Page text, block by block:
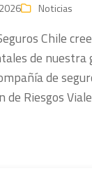
Noticias
Chile
de nuestra
de
de Riesgos